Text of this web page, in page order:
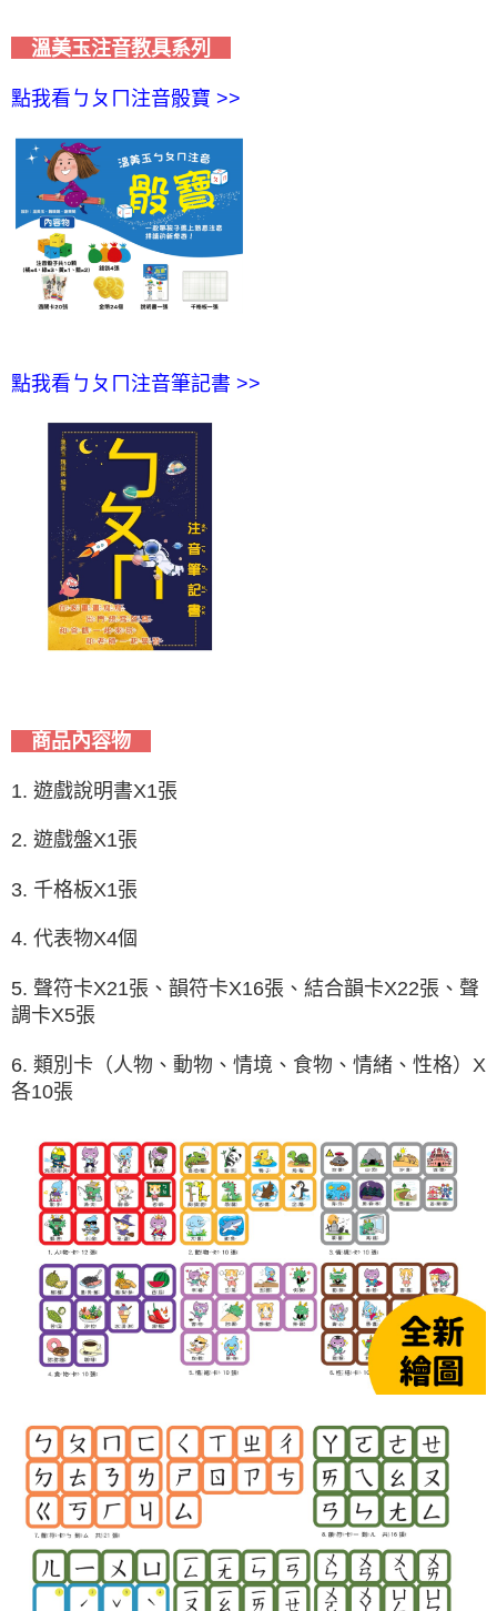
溫美玉注音教具系列
點我看ㄅㄆㄇ注音骰寶 >>
點我看ㄅㄆㄇ注音筆記書 >>
商品內容物
1. 遊戲說明書X1張
2. 遊戲盤X1張
3. 千格板X1張
4. 代表物X4個
5. 聲符卡X21張、韻符卡X16張、結合韻卡X22張、聲
調卡X5張
6. 類別卡（人物、動物、情境、食物、情緒、性格）X
各10張